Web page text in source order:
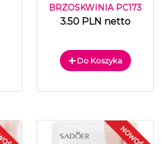
BRZOSKWINIA PC173
3.50 PLN netto
Do Koszyka